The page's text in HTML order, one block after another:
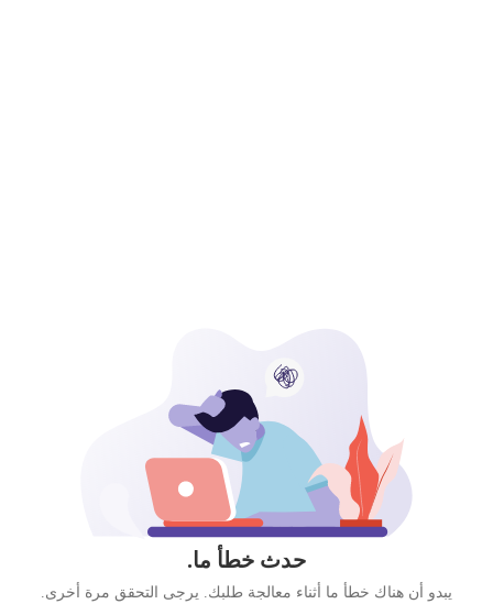
حدث خطأ ما.
يبدو أن هناك خطأ ما أثناء معالجة طلبك. يرجى التحقق مرة أخرى.